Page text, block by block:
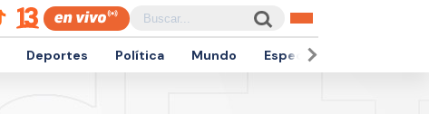
Deportes Política Mundo Espectáculos